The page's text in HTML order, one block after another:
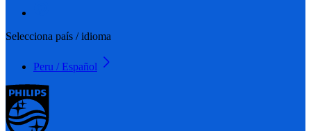
Selecciona país / idioma
Peru / Español